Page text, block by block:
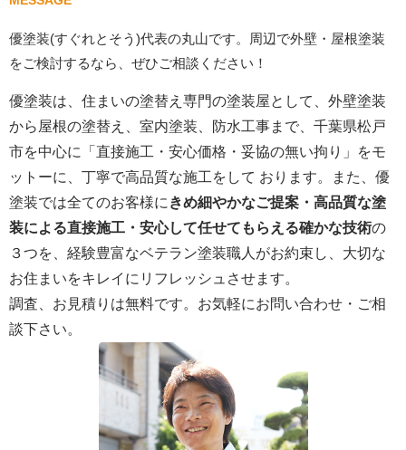
優塗装(すぐれとそう)代表の丸山です。周辺で外壁・屋根塗装
をご検討するなら、ぜひご相談ください！
優塗装は、住まいの塗替え専門の塗装屋として、外壁塗装
から屋根の塗替え、室内塗装、防水工事まで、千葉県松戸
市を中心に「直接施工・安心価格・妥協の無い拘り」をモ
ットーに、丁寧で高品質な施工をして おります。また、優
塗装では全てのお客様に きめ細やかなご提案・高品質な塗
装による直接施工・安心して任せてもらえる確かな技術の
３つを、経験豊富なベテラン塗装職人がお約束し、大切な
お住まいをキレイにリフレッシュさせます。
調査、お見積りは無料です。お気軽にお問い合わせ・ご相
談下さい。